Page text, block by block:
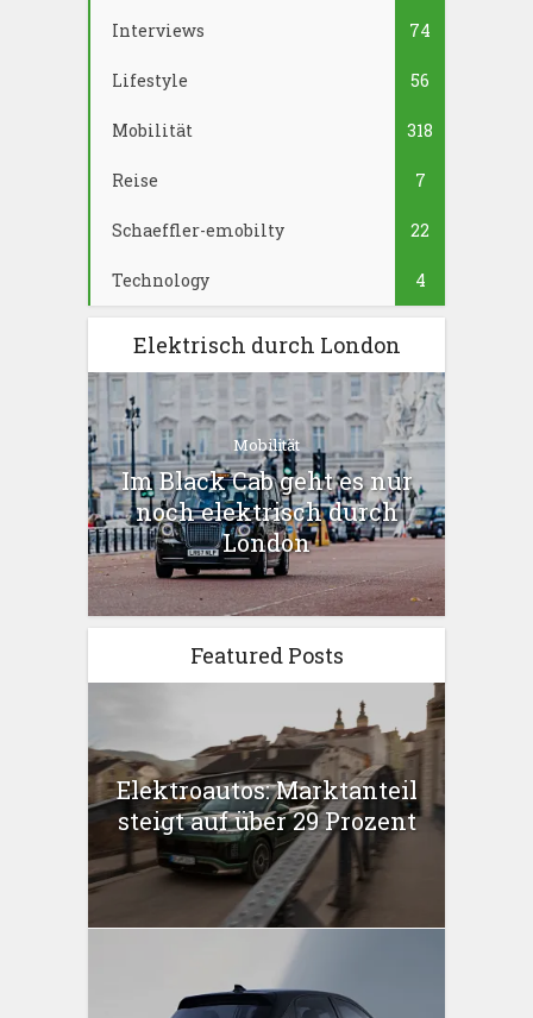
Interviews 74
Lifestyle 56
Mobilität 318
Reise 7
Schaeffler-emobilty 22
Technology 4
Elektrisch durch London
Mobilität
Im Black Cab geht es nur
noch elektrisch durch
London
Featured Posts
Elektroautos: Marktanteil
steigt auf über 29 Prozent